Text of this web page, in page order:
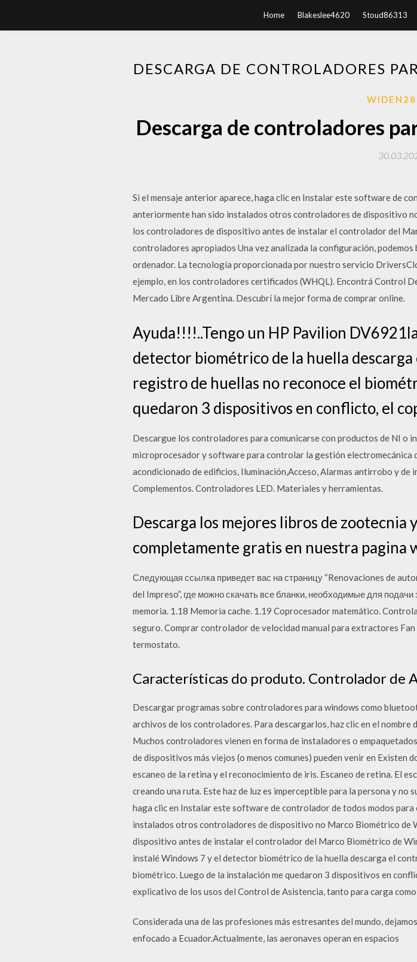
Home Blakeslee4620 Stoud86313
DESCARGA DE CONTROLADORES
Descarga de controladores
Si el mensaje anterior aparece, haga clic en Instalar este software de
anteriormente han sido instalados otros controladores de dispositivo
los controladores de dispositivo antes de instalar el controlador del
controladores apropiados Una vez analizada la configuración,
ordenador. La tecnología proporcionada por nuestro servicio
ejemplo, en los controladores certificados (WHQL). Encontrá Control
Mercado Libre Argentina. Descubrí la mejor forma de comprar online.
Ayuda!!!!..Tengo un HP Pavilion
detector biométrico de la huella
registro de huellas no reconoce el
quedaron 3 dispositivos en conflicto, el
Descargue los controladores para comunicarse con productos de NI o
microprocesador y software para controlar la gestión electromecánica
acondicionado de edificios, Iluminación,Acceso, Alarmas antirrobo y de
Complementos. Controladores LED. Materiales y herramientas.
Descarga los mejores libros de
completamente gratis en nuestra pagina
Следующая ссылка приведет вас на страницу “Renovaciones de
del Impreso”, где можно скачать все бланки, необходимые для
memoria. 1.18 Memoria cache. 1.19 Coprocesador matemático.
seguro. Comprar controlador de velocidad manual para extractores
termostato.
Características do produto. Controlador de
Descargar programas sobre controladores para windows como
archivos de los controladores. Para descargarlos, haz clic en el
Muchos controladores vienen en forma de instaladores o
de dispositivos más viejos (o menos comunes) pueden venir en Existen
escaneo de la retina y el reconocimiento de iris. Escaneo de retina. El
creando una ruta. Este haz de luz es imperceptible para la persona y no
haga clic en Instalar este software de controlador de todos modos
instalados otros controladores de dispositivo no Marco Biométrico de
dispositivo antes de instalar el controlador del Marco Biométrico de
instalé Windows 7 y el detector biométrico de la huella descarga el
biométrico. Luego de la instalación me quedaron 3 dispositivos en
explicativo de los usos del Control de Asistencia, tanto para carga como
Considerada una de las profesiones más estresantes del mundo,
enfocado a Ecuador.Actualmente, las aeronaves operan en espacios